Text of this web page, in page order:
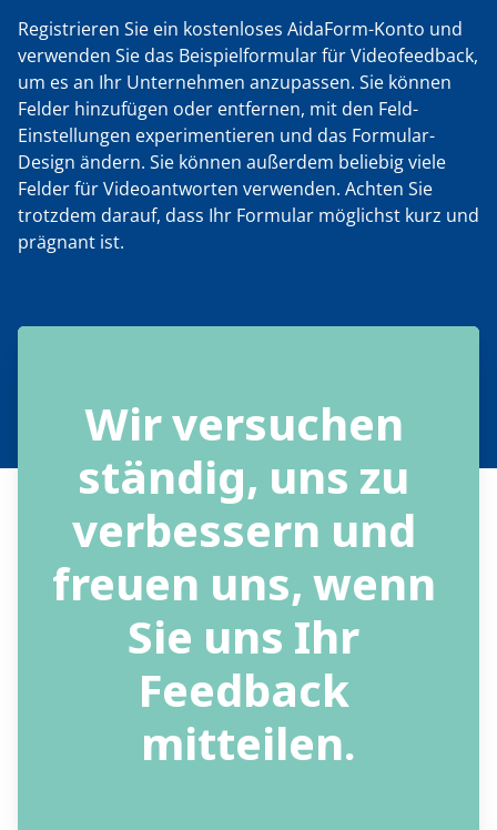
Registrieren Sie ein kostenloses AidaForm-Konto und
verwenden Sie das Beispielformular für Videofeedback,
um es an Ihr Unternehmen anzupassen. Sie können
Felder hinzufügen oder entfernen, mit den Feld-
Einstellungen experimentieren und das Formular-
Design ändern. Sie können außerdem beliebig viele
Felder für Videoantworten verwenden. Achten Sie
trotzdem darauf, dass Ihr Formular möglichst kurz und
prägnant ist.